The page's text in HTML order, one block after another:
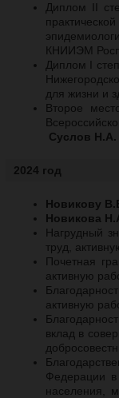
Диплом II
КНИИЭМ
Диплом I
для жизни и
Второе
Суслов Н.А.
2024 год
Новикову
Новикова
Нагрудный
труд,
Почетная
активную
активную
вклад в
Федерации
населения,